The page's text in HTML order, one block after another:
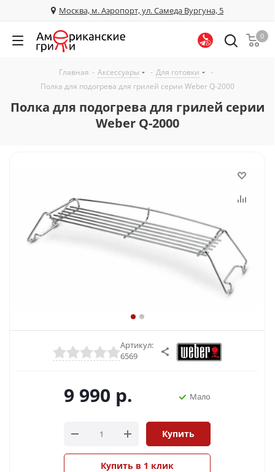
Москва, м. Аэропорт, ул. Самеда Вургуна, 5
0
Главная - Аксессуары - Для готовки
-
Полка для подогрева для грилей серии Weber Q-2000
Полка для подогрева для грилей серии
Weber Q-2000
Артикул:
6569
9 990 р. Мало
Купить
Купить в 1 клик